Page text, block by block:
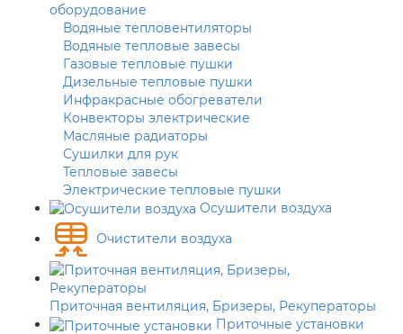
оборудование
Водяные тепловентиляторы
Водяные тепловые завесы
Газовые тепловые пушки
Дизельные тепловые пушки
Инфракрасные обогреватели
Конвекторы электрические
Масляные радиаторы
Сушилки для рук
Тепловые завесы
Электрические тепловые пушки
Осушители воздуха
Очистители воздуха
Приточная вентиляция, Бризеры, Рекуператоры
Приточные установки